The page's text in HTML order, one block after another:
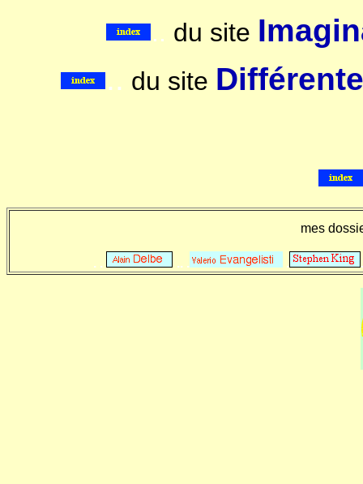
.. du site
.. du site
mes
. . .. . .